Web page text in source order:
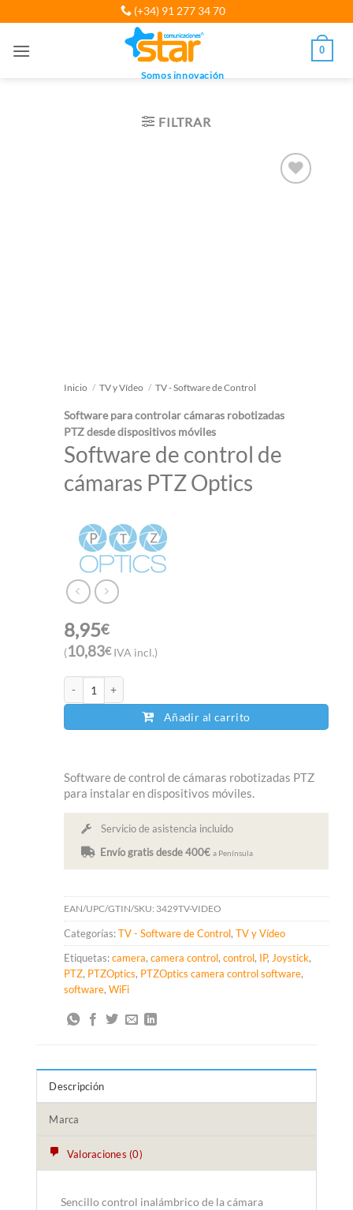
al
(+34) 91 277 34 70
Somos innovación
0
FILTRAR
Inicio / TV y Vídeo / TV - Software de Control
Software para controlar cámaras robotizadas
PTZ desde dispositivos móviles
Software de control de
cámaras PTZ Optics
8,95€
(10,83€IVA incl.)
Software de control de cámaras PTZ Optics cantidad
Añadir al carrito
Software de control de cámaras robotizadas PTZ
para instalar en dispositivos móviles.
Servicio de asistencia incluido
Envío gratis desde 400€a Península
EAN/UPC/GTIN/SKU: 3429TV-VIDEO
Categorías:TV - Software de Control,TV y Vídeo
Etiquetas:camera,camera control,control, IP, Joystick,
PTZ, PTZOptics, PTZOptics camera control software,
software,WiFi
Descripción
Marca
Valoraciones (0)
Sencillo control inalámbrico de la cámara